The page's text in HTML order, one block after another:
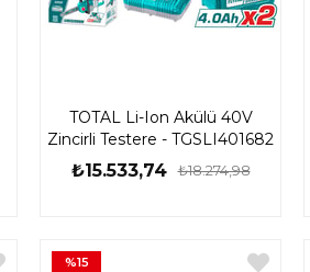
TOTAL Li-Ion Akülü 40V
Zincirli Testere - TGSLI401682
₺15.533,74 ₺18.274,98
%15